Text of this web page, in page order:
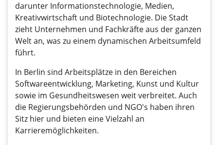
darunter Informationstechnologie, Medien,
Kreativwirtschaft und Biotechnologie. Die Stadt
zieht Unternehmen und Fachkräfte aus der ganzen
Welt an, was zu einem dynamischen Arbeitsumfeld
führt.
In Berlin sind Arbeitsplätze in den Bereichen
Softwareentwicklung, Marketing, Kunst und Kultur
sowie im Gesundheitswesen weit verbreitet. Auch
die Regierungsbehörden und NGO's haben ihren
Sitz hier und bieten eine Vielzahl an
Karrieremöglichkeiten.